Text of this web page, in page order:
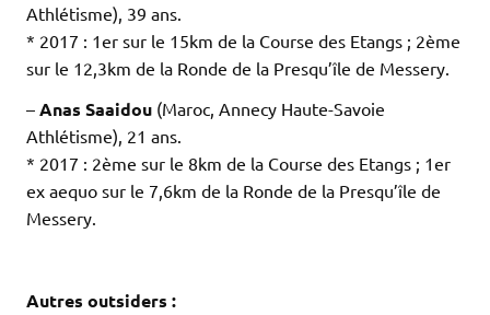
Athlétisme), 39 ans.
* 2017 : 1er sur le 15km de la Course des Etangs ; 2ème
sur le 12,3km de la Ronde de la Presqu’île de Messery.
– Anas Saaidou (Maroc, Annecy Haute-Savoie
Athlétisme), 21 ans.
* 2017 : 2ème sur le 8km de la Course des Etangs ; 1er
ex aequo sur le 7,6km de la Ronde de la Presqu’île de
Messery.
Autres outsiders :